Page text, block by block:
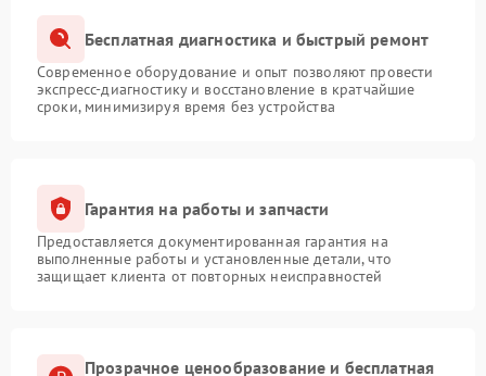
Бесплатная диагностика и быстрый ремонт
Современное оборудование и опыт позволяют провести
экспресс-диагностику и восстановление в кратчайшие
сроки, минимизируя время без устройства
Гарантия на работы и запчасти
Предоставляется документированная гарантия на
выполненные работы и установленные детали, что
защищает клиента от повторных неисправностей
Прозрачное ценообразование и бесплатная